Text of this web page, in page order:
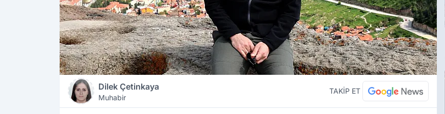
Dilek Çetinkaya
Muhabir
TAKİP ET